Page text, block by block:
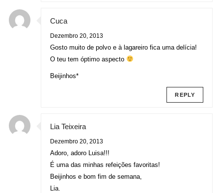
Cuca
Dezembro 20, 2013
Gosto muito de polvo e à lagareiro fica uma delícia!
O teu tem óptimo aspecto
Beijinhos*
REPLY
Lia Teixeira
Dezembro 20, 2013
Adoro, adoro Luisa!!!
É uma das minhas refeições favoritas!
Beijinhos e bom fim de semana,
Lia.